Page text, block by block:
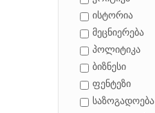
ისტორია
მეცნიერება
პოლიტიკა
ბიზნესი
ფენტეზი
საზოგადოება